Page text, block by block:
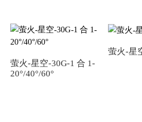
Your Name*
萤火-星空-30G-1 合 1-
20°/40°/60°
萤火-星